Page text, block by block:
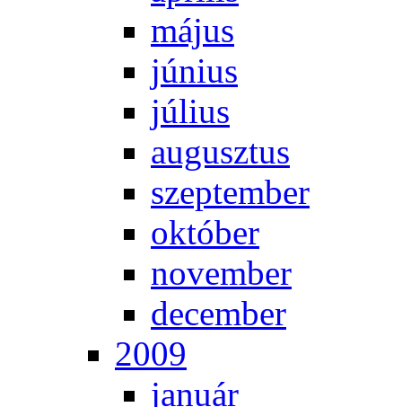
má­jus
jú­ni­us
jú­li­us
au­gusz­tus
szep­tem­ber
ok­tó­ber
no­vem­ber
de­cem­ber
2009
ja­nu­ár